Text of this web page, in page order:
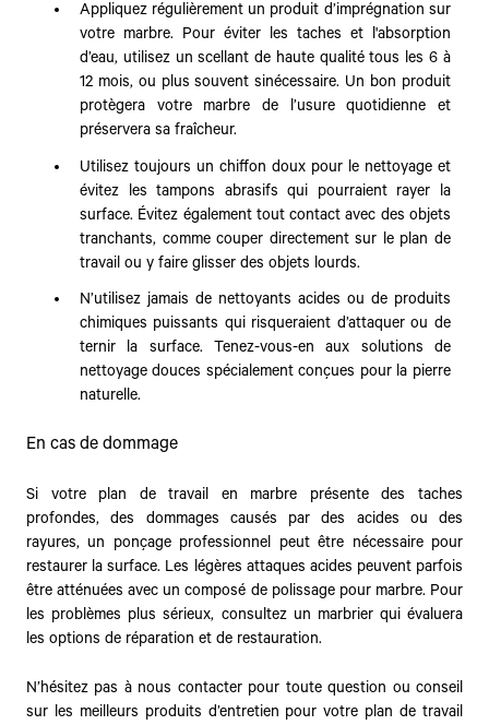
Appliquez régulièrement un produit d’imprégnation sur
votre marbre. Pour éviter les taches et l'absorption
d’eau, utilisez un scellant de haute qualité tous les 6 à
12 mois, ou plus souvent sinécessaire. Un bon produit
protègera votre marbre de l’usure quotidienne et
préservera sa fraîcheur.
Utilisez toujours un chiffon doux pour le nettoyage et
évitez les tampons abrasifs qui pourraient rayer la
surface. Évitez également tout contact avec des objets
tranchants, comme couper directement sur le plan de
travail ou y faire glisser des objets lourds.
N’utilisez jamais de nettoyants acides ou de produits
chimiques puissants qui risqueraient d’attaquer ou de
ternir la surface. Tenez-vous-en aux solutions de
nettoyage douces spécialement conçues pour la pierre
naturelle.
En cas de dommage
Si votre plan de travail en marbre présente des taches
profondes, des dommages causés par des acides ou des
rayures, un ponçage professionnel peut être nécessaire pour
restaurer la surface. Les légères attaques acides peuvent parfois
être atténuées avec un composé de polissage pour marbre. Pour
les problèmes plus sérieux, consultez un marbrier qui évaluera
les options de réparation et de restauration.
N’hésitez pas à nous contacter pour toute question ou conseil
sur les meilleurs produits d’entretien pour votre plan de travail